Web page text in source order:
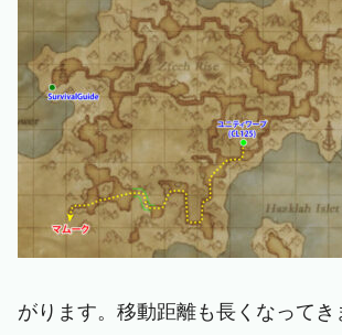
がります。移動距離も長くなってき